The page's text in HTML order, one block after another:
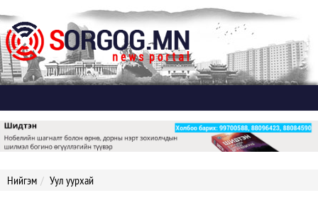
Нийгэм Уул уурхай